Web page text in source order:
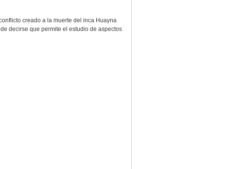
creado a la muerte del inca Huayna
decirse que permite el estudio de aspectos